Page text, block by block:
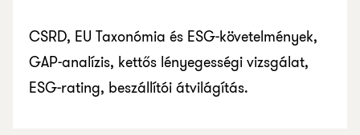
CSRD, EU Taxonómia és ESG-követelmények,
GAP-analízis, kettős lényegességi vizsgálat,
ESG-rating, beszállítói átvilágítás.